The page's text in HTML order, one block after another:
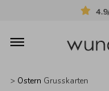
> Ostern Grusskarten